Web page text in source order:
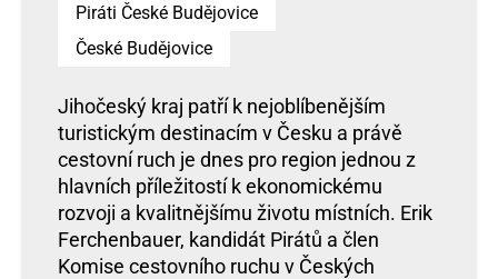
Piráti České Budějovice
České Budějovice
Jihočeský kraj patří k nejoblíbenějším
turistickým destinacím v Česku a právě
cestovní ruch je dnes pro region jednou z
hlavních příležitostí k ekonomickému
rozvoji a kvalitnějšímu životu místních. Erik
Ferchenbauer, kandidát Pirátů a člen
Komise cestovního ruchu v Českých